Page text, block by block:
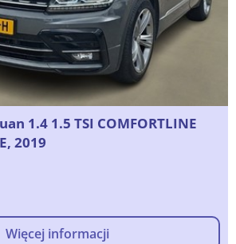
1.4 1.5 TSI COMFORTLINE
2019
Więcej informacji